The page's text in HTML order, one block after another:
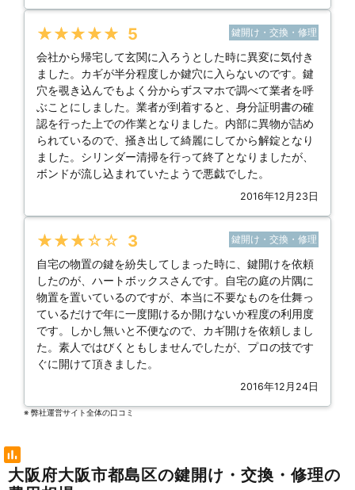
★★★★★ 5 鍵開け・交換・修理
会社から帰宅して玄関に入ろうとした時に異変に気付き
ました。カギが半分程度しか鍵穴に入らないのです。鍵
穴を覗き込んでもよく分からずスマホで調べて業者を呼
ぶことにしました。業者が到着すると、身分証明書の確
認を行った上での作業となりました。内部に異物が詰め
られているので、掻き出して綺麗にしてから解錠となり
ました。シリンダー清掃を行って終了となりましたが、
ボンドが流し込まれていたようで悪戯でした。
2016年12月23日
★★★★★ 3 鍵開け・交換・修理
自宅の物置の鍵を紛失してしまった時に、鍵開けを依頼
したのが、ハートボックスさんです。自宅の庭の片隅に
物置を置いているのですが、本当に不要なものを仕舞っ
ているだけで年に一度開けるか開けないか程度の利用度
です。しかし無いと不便なので、カギ開けを依頼しまし
た。素人ではびくともしませんでしたが、プロの技です
ぐに開けて頂きました。
2016年12月24日
※ 弊社運営サイト全体の⼝コミ
大阪府大阪市都島区の鍵開け・交換・修理の